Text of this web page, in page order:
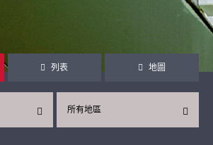
列表 地圖
所有地區